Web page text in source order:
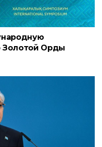
Золотой Орды